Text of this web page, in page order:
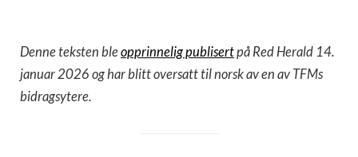
Denne teksten bleopprinnelig publisertpå Red Herald 14.
januar 2026 og har blitt oversatt til norsk av en av TFMs
bidragsytere.